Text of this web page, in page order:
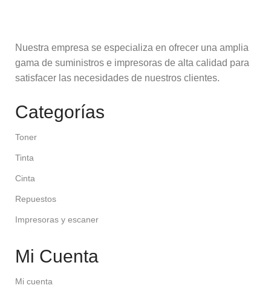
Nuestra empresa se especializa en ofrecer una amplia
gama de suministros e impresoras de alta calidad para
satisfacer las necesidades de nuestros clientes.
Categorías
Toner
Tinta
Cinta
Repuestos
Impresoras y escaner
Mi Cuenta
Mi cuenta